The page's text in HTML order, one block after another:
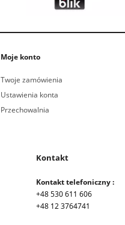
Moje konto
Twoje zamówienia
Ustawienia konta
Przechowalnia
Kontakt
Kontakt telefoniczny :
+48 530 611 606
+48 12 3764741